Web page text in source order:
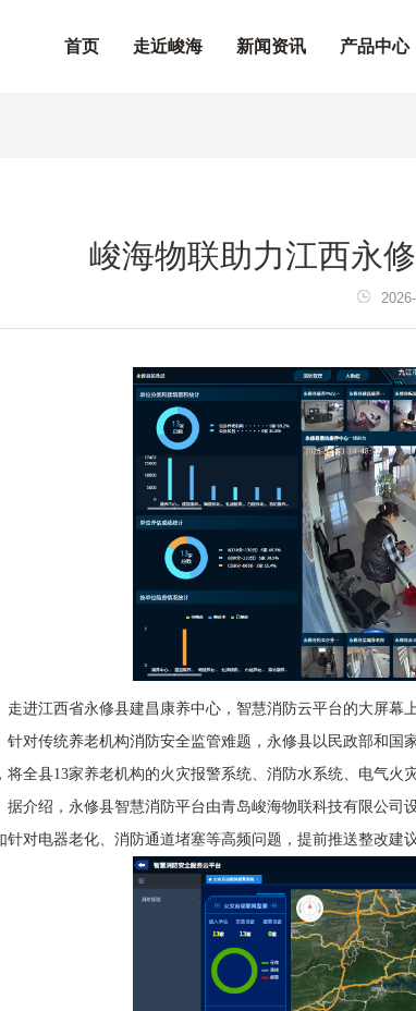
首页 走近峻海 新闻资讯 产品中心
峻海物联助力江西永
走进江西省永修县建昌康养中心，智慧消防云平台的大屏幕
针对传统养老机构消防安全监管难题，永修县以民政部和
将全县13家养老机构的火灾报警系统、消防水系统、电气火
据介绍， 永修县智慧消防平台由青岛峻海物联科技有限公司
针对电器老化、消防通道堵塞等高频问题，提前推送整改建